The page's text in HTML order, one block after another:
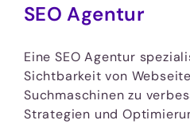
SEO Agentur
Eine SEO Agentur
Sichtbarkeit von
Suchmaschinen zu
Strategien und